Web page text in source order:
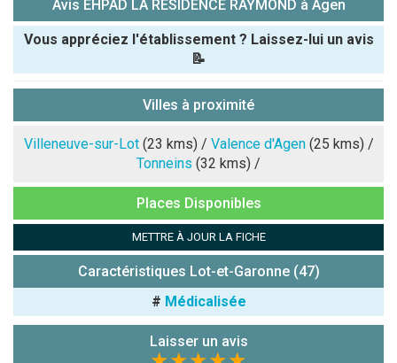
Avis EHPAD LA RESIDENCE RAYMOND à Agen
Vous appréciez l'établissement ? Laissez-lui un avis
📝
Note que vous souhaitez attribuer :
Antispam -
7x4 (en
:
Villes à proximité
Villeneuve-sur-Lot(23 kms) / Valence d'Agen(25 kms) /
Tonneins (32 kms) /
Places Disponibles
METTRE À JOUR LA FICHE
Caractéristiques Lot-et-Garonne (47)
# Médicalisée
Laisser un avis